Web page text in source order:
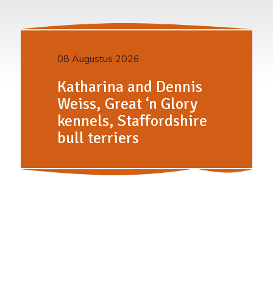
08 Augustus 2026
Katharina and Dennis
Weiss, Great ‘n Glory
kennels, Staffordshire
bull terriers